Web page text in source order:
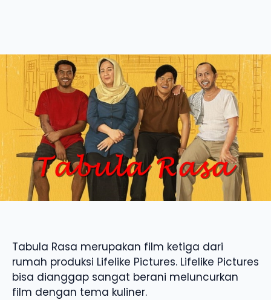
Tabula Rasa merupakan film ketiga dari
rumah produksi Lifelike Pictures. Lifelike Pictures
bisa dianggap sangat berani meluncurkan
film dengan tema kuliner.